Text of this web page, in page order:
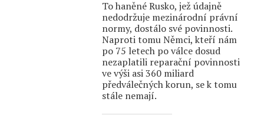
To haněné Rusko, jež údajně
nedodržuje mezinárodní právní
normy, dostálo své povinnosti.
Naproti tomu Němci, kteří nám
po 75 letech po válce dosud
nezaplatili reparační povinnosti
ve výši asi 360 miliard
předválečných korun, se k tomu
stále nemají.